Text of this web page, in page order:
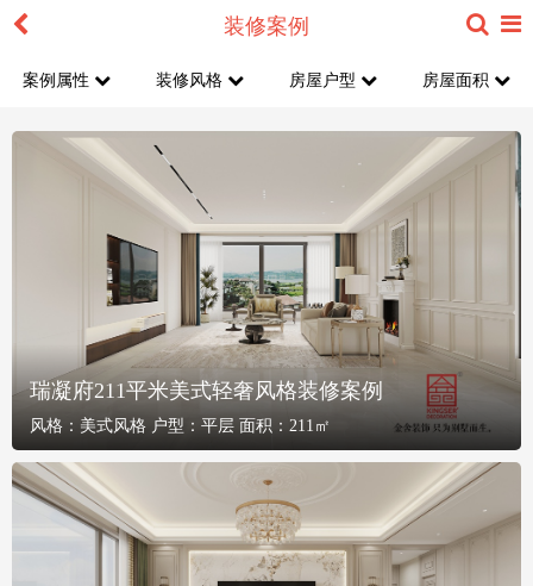
装修案例
案例属性 装修风格 房屋户型 房屋面积
瑞凝府211平米美式轻奢风格装修案例
风格： 美式风格 户型： 平层 面积： 211㎡